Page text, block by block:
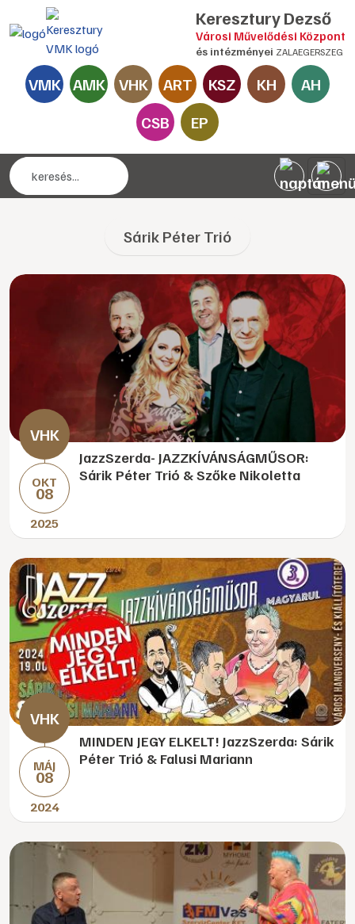
Keresztury Dezső
Városi Művelődési Központ
és intézményei ZALAEGERSZEG
VMK AMK VHK ART KSZ KH
AH
CSB
EP
Sárik Péter Trió
OKT
08
2025
JazzSzerda- JAZZKÍVÁNSÁGMŰSOR:
Sárik Péter Trió & Szőke Nikoletta
MÁJ
08
2024
MINDEN JEGY ELKELT! JazzSzerda: Sárik
Péter Trió & Falusi Mariann